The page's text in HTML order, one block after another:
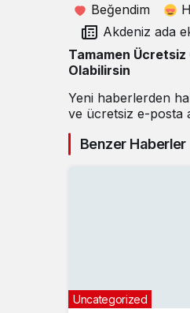
Beğendim
Akdeniz ada
Tamamen
Olabilirsin
Yeni haberlerden
ve ücretsiz e-posta
Benzer Haberler
Uncategorized